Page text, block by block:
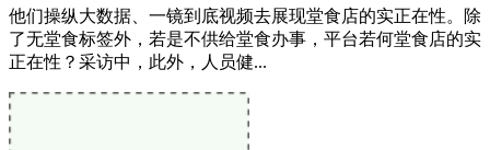
他们操纵大数据、一镜到底视频去展现堂食店的实正在性。除
了无堂食标签外，若是不供给堂食办事，平台若何堂食店的实
正在性？采访中，此外，人员健...